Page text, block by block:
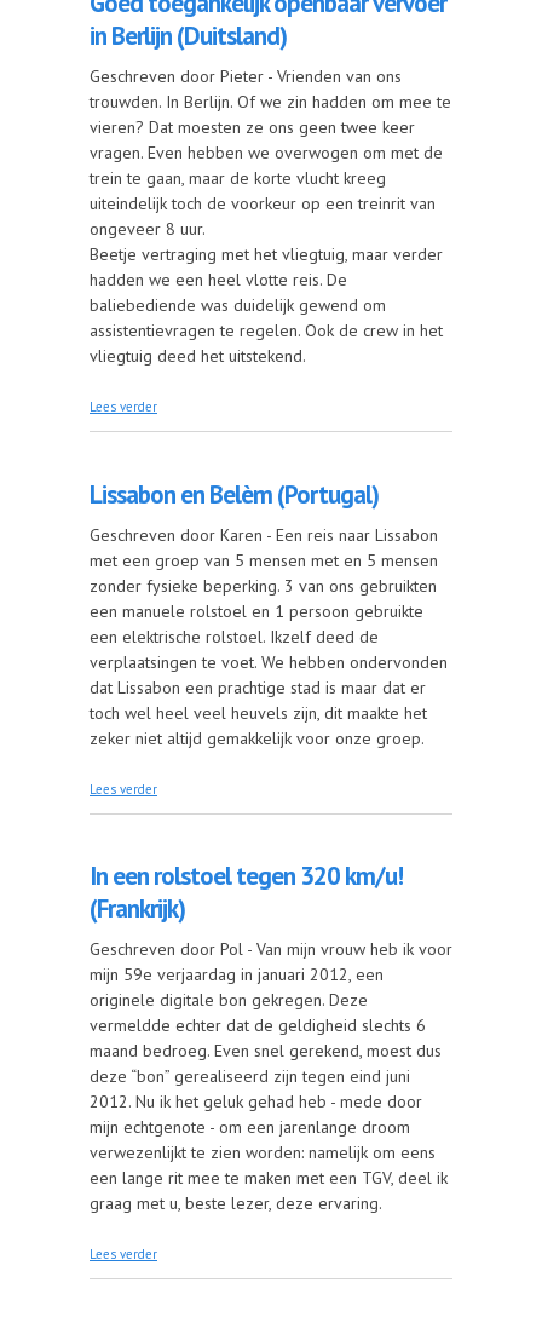
in Berlijn (Duitsland)
Geschreven door Pieter - Vrienden van ons
trouwden. In Berlijn. Of we zin hadden om mee te
vieren? Dat moesten ze ons geen twee keer
vragen. Even hebben we overwogen om met de
trein te gaan, maar de korte vlucht kreeg
uiteindelijk toch de voorkeur op een treinrit van
ongeveer 8 uur.
Beetje vertraging met het vliegtuig, maar verder
hadden we een heel vlotte reis. De
baliebediende was duidelijk gewend om
assistentievragen te regelen. Ook de crew in het
vliegtuig deed het uitstekend.
Lees verder
Lissabon en Belèm (Portugal)
Geschreven door Karen - Een reis naar Lissabon
met een groep van 5 mensen met en 5 mensen
zonder fysieke beperking. 3 van ons gebruikten
een manuele rolstoel en 1 persoon gebruikte
een elektrische rolstoel. Ikzelf deed de
verplaatsingen te voet. We hebben ondervonden
dat Lissabon een prachtige stad is maar dat er
toch wel heel veel heuvels zijn, dit maakte het
zeker niet altijd gemakkelijk voor onze groep.
Lees verder
In een rolstoel tegen 320 km/u!
(Frankrijk)
Geschreven door Pol - Van mijn vrouw heb ik voor
mijn 59e verjaardag in januari 2012, een
originele digitale bon gekregen. Deze
vermeldde echter dat de geldigheid slechts 6
maand bedroeg. Even snel gerekend, moest dus
deze “bon” gerealiseerd zijn tegen eind juni
2012. Nu ik het geluk gehad heb - mede door
mijn echtgenote - om een jarenlange droom
verwezenlijkt te zien worden: namelijk om eens
een lange rit mee te maken met een TGV, deel ik
graag met u, beste lezer, deze ervaring.
Lees verder